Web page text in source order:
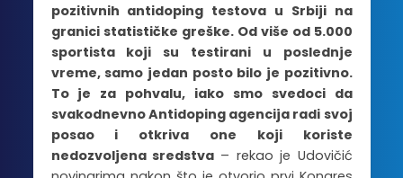
pozitivnih antidoping testova u Srbiji na
granici statističke greške. Od više od 5.000
sportista koji su testirani u poslednje
vreme, samo jedan posto bilo je pozitivno.
To je za pohvalu, iako smo svedoci da
svakodnevno Antidoping agencija radi svoj
posao i otkriva one koji koriste
nedozvoljena sredstva– rekao je Udovičić